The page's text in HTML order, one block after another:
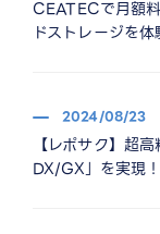
CEATECで月額
ドストレージを
2024/08/23
【レポサク】超
DX/GX」を実現